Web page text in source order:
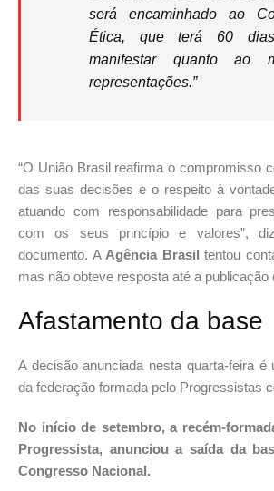
será encaminhado ao
Ética, que terá 60
manifestar quanto ao
representações.”
“O União Brasil reafirma o compromisso
das suas decisões e o respeito à
atuando com responsabilidade para
com os seus princípio e valores”,
documento. A Agência Brasil tentou
mas não obteve resposta até a publicação
Afastamento da base
A decisão anunciada nesta quarta-feira é
da federação formada pelo Progressistas
No início de setembro, a recém-
Progressista, anunciou a saída da
Congresso Nacional.